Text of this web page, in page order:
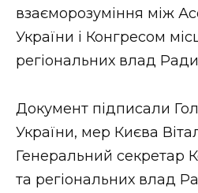
ЗАКАРПАТСЬКІ
ФОТО
взаєморозуміння між
України і Конгресом
регіональних влад
Документ підписали
України, мер Києва
Генеральний секретар
та регіональних влад